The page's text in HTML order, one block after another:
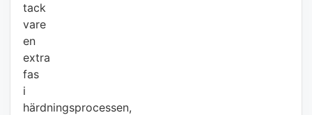
tack
vare
en
extra
fas
i
härdningsprocessen,